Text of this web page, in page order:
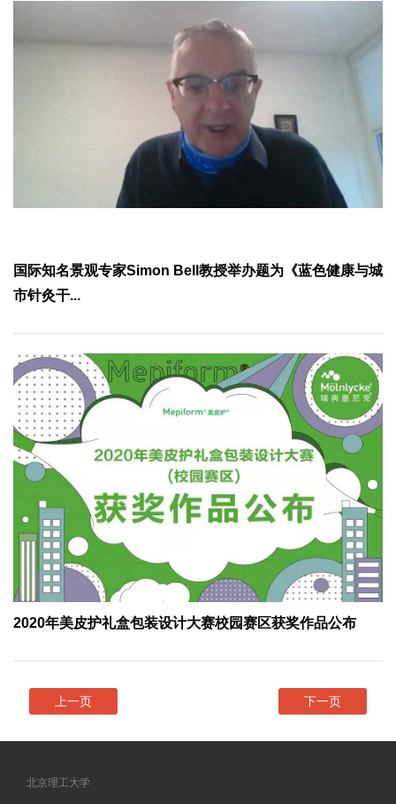
国际知名景观专家Simon Bell教授举办题为《蓝色健康与城
市针灸干...
2020年美皮护礼盒包装设计大赛校园赛区获奖作品公布
上一页 下一页
北京理工大学